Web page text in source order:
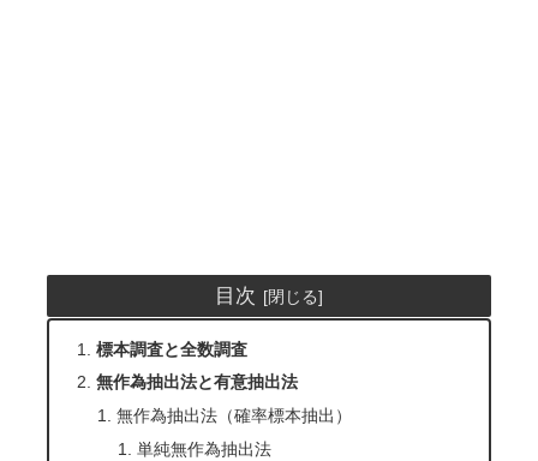
目次
標本調査と全数調査
無作為抽出法と有意抽出法
無作為抽出法（確率標本抽出）
単純無作為抽出法